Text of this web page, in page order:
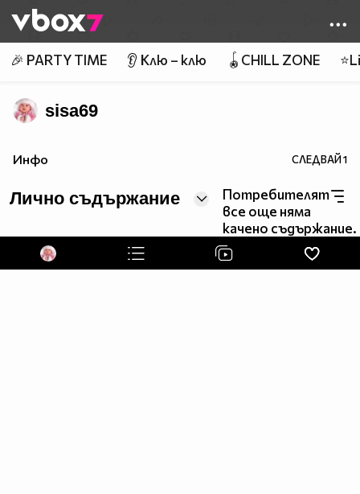
👾
🎉 PARTY TIME 👂 Клю – клю 🪀CHILL ZONE
sisa69
Инфо СЛЕДВАЙ1
Лично съдържание
Потребителят
все още няма
качено съдържание.